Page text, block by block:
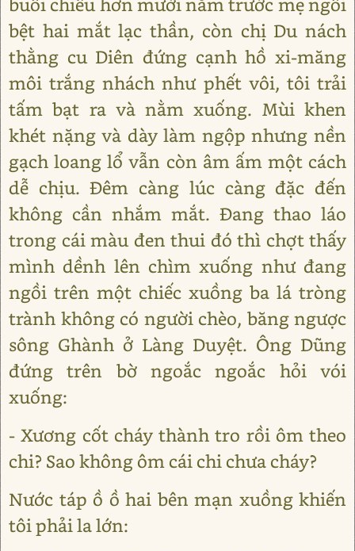
bệt hai mắt lạc thần, còn chị Du nách
thằng cu Diên đứng cạnh hồ xi-măng
môi trắng nhách như phết vôi, tôi trải
tấm bạt ra và nằm xuống. Mùi khen
khét nặng và dày làm ngộp nhưng nền
gạch loang lổ vẫn còn âm ấm một cách
dễ chịu. Đêm càng lúc càng đặc đến
không cần nhắm mắt. Đang thao láo
trong cái màu đen thui đó thì chợt thấy
mình dềnh lên chìm xuống như đang
ngồi trên một chiếc xuồng ba lá tròng
trành không có người chèo, băng ngược
sông Ghành ở Làng Duyệt. Ông Dũng
đứng trên bờ ngoắc ngoắc hỏi vói
xuống:
- Xương cốt cháy thành tro rồi ôm theo
chi? Sao không ôm cái chi chưa cháy?
Nước táp ồ ồ hai bên mạn xuồng khiến
tôi phải la lớn: